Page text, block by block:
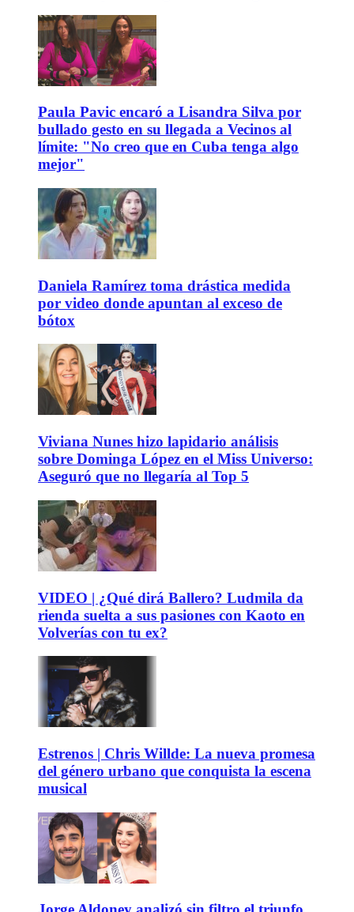
Paula Pavic encaró a Lisandra Silva por
bullado gesto en su llegada a Vecinos al
límite: "No creo que en Cuba tenga algo
mejor"
Daniela Ramírez toma drástica medida
por video donde apuntan al exceso de
bótox
Viviana Nunes hizo lapidario análisis
sobre Dominga López en el Miss Universo:
Aseguró que no llegaría al Top 5
VIDEO | ¿Qué dirá Ballero? Ludmila da
rienda suelta a sus pasiones con Kaoto en
Volverías con tu ex?
Estrenos | Chris Willde: La nueva promesa
del género urbano que conquista la escena
musical